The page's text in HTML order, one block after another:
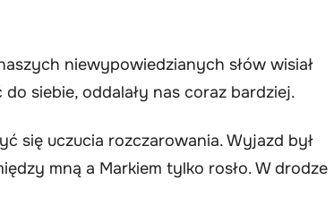
niewypowiedzianych słów wisiał
siebie, oddalały nas coraz bardziej.
się uczucia rozczarowania. Wyjazd był
mną a Markiem tylko rosło. W drodze